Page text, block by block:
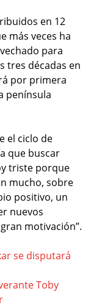
en 12
más veces ha
para
tres décadas en
por primera
península
el ciclo de
que buscar
triste porque
mucho, sobre
positivo, un
nuevos
motivación”.
se disputará
Toby